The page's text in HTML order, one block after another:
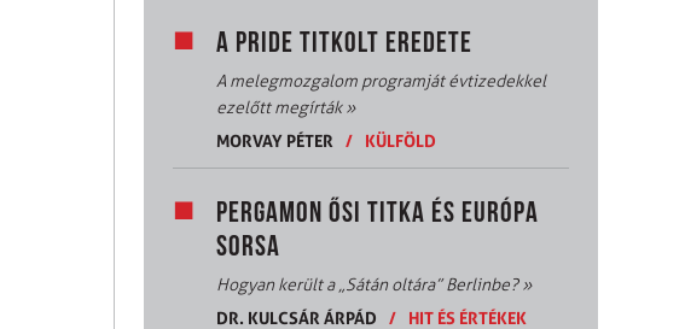
A PRIDE TITKOLT EREDETE
A melegmozgalom programját évtizedekkel
ezelőtt megírták»
MORVAY PÉTER
/ KÜLFÖLD
PERGAMON ŐSI TITKA ÉS EURÓPA
SORSA
Hogyan került a „Sátán oltára” Berlinbe?»
DR. KULCSÁR ÁRPÁD
/ HIT ÉS ÉRTÉKEK